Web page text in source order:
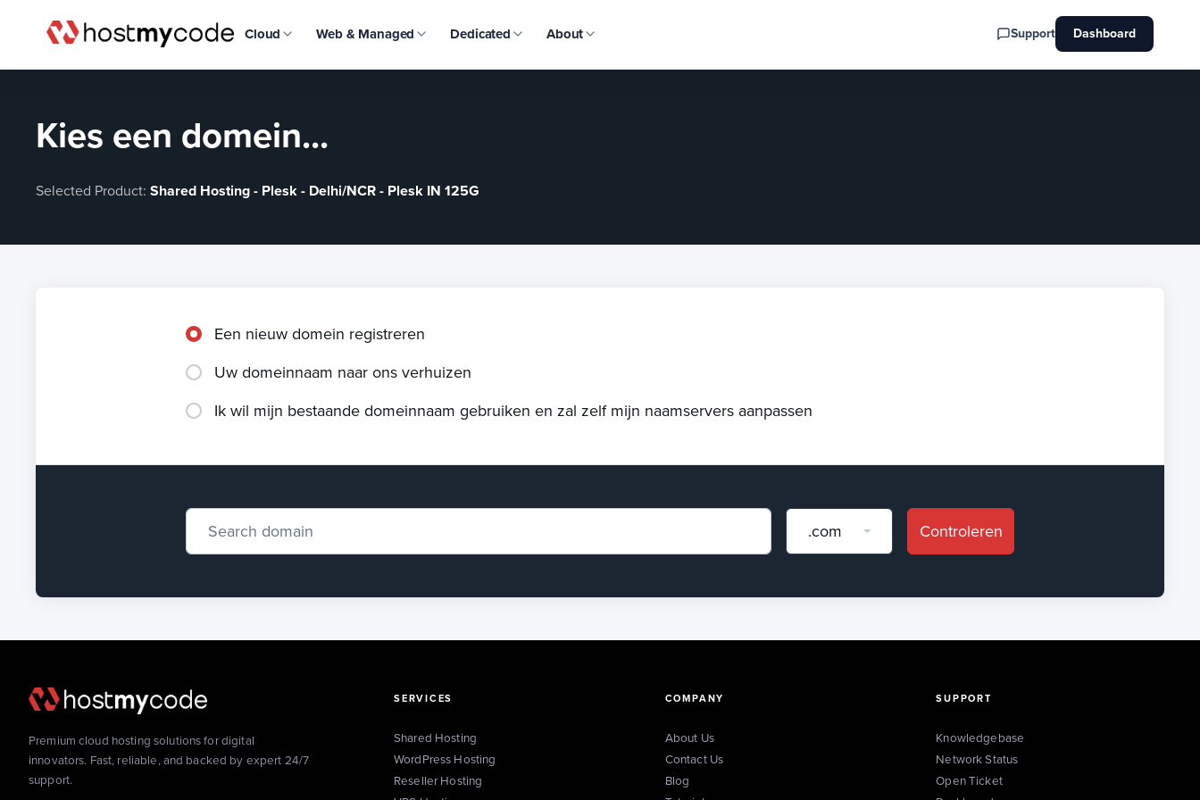
Cloud Web & Managed Dedicated About Support Dashboard
Kies een domein...
Selected Product: Shared Hosting - Plesk - Delhi/NCR - Plesk IN 125G
Een nieuw domein registreren
Uw domeinnaam naar ons verhuizen
Ik wil mijn bestaande domeinnaam gebruiken en zal zelf mijn naamservers aanpassen
.com Controleren
Premium cloud hosting solutions for digital
innovators. Fast, reliable, and backed by expert 24/7
support.
SERVICES
Shared Hosting
WordPress Hosting
Reseller Hosting
COMPANY
About Us
Contact Us
Blog
SUPPORT
Knowledgebase
Network Status
Open Ticket